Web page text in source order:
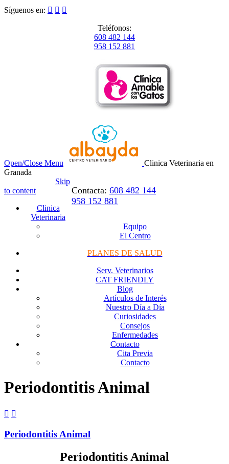
Síguenos en:   
Teléfonos:
608 482 144
958 152 881
Open/Close Menu
Clinica Veterinaria en
Granada
Contacta: 608 482 144
958 152 881
Skip
to content
Clinica
Veterinaria
Equipo
El Centro
PLANES DE SALUD
Serv. Veterinarios
CAT FRIENDLY
Blog
Artículos de Interés
Nuestro Día a Día
Curiosidades
Consejos
Enfermedades
Contacto
Cita Previa
Contacto
Periodontitis Animal
 
Periodontitis Animal
Periodontitis Animal